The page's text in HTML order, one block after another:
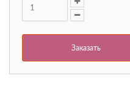
Заказать